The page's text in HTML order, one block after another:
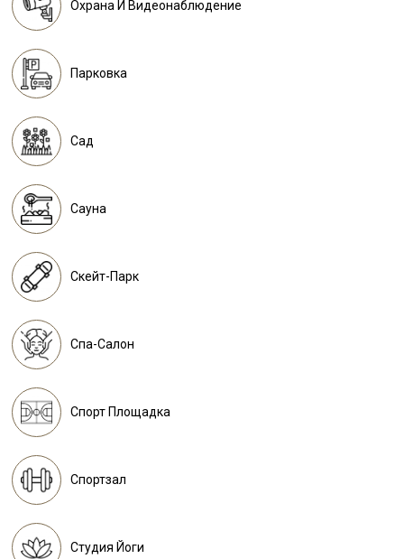
Охрана И Видеонаблюдение
Парковка
Сад
Сауна
Скейт-Парк
Спа-Салон
Спорт Площадка
Спортзал
Студия Йоги